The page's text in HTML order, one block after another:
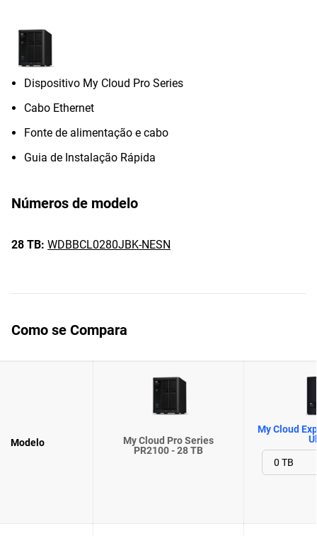
Dispositivo My Cloud Pro Series
Cabo Ethernet
Fonte de alimentação e cabo
Guia de Instalação Rápida
Números de modelo
28 TB: WDBBCL0280JBK-NESN
Como se Compara
Modelo
My Cloud Pro Series
PR2100 - 28 TB
My Cloud